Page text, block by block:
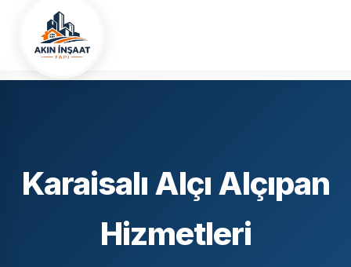
Ana Sayfa
Karaisalı Alçı Alçıpan
Hizmetleri